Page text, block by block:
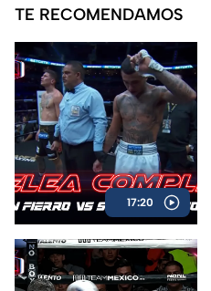
TE RECOMENDAMOS
17:20